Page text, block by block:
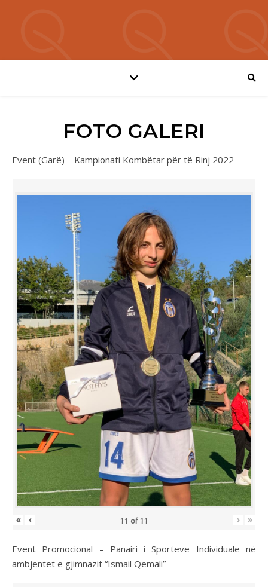
FOTO GALERI
Event (Garë) – Kampionati Kombëtar për të Rinj 2022
« ‹ 11 of 11 › »
Event Promocional – Panairi i Sporteve Individuale në
ambjentet e gjimnazit “Ismail Qemali”